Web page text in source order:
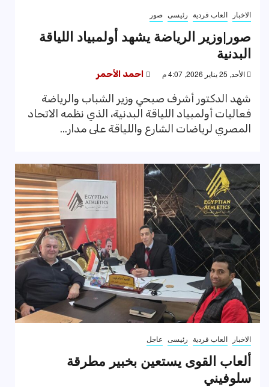
الاخبار العاب فردية رئيسى صور
صور|وزير الرياضة يشهد أولمبياد اللياقة
البدنية
الأحد, 25 يناير 2026, 4:07 م احمد الأحمر
شهد الدكتور أشرف صبحي وزير الشباب والرياضة
فعاليات أولمبياد اللياقة البدنية، الذي نظمه الاتحاد
المصري لرياضات الشارع واللياقة على مدار...
الاخبار العاب فردية رئيسى عاجل
ألعاب القوى يستعين بخبير مطرقة
سلوفيني